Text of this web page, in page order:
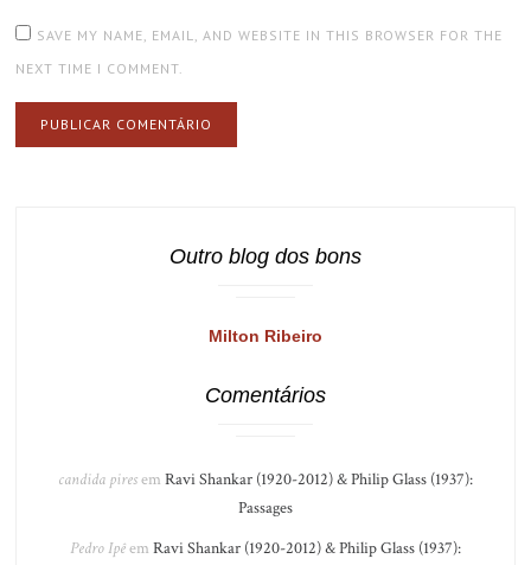
SAVE MY NAME, EMAIL, AND WEBSITE IN THIS BROWSER FOR THE
NEXT TIME I COMMENT.
Outro blog dos bons
Milton Ribeiro
Comentários
candida piresem Ravi Shankar (1920-2012) & Philip Glass (1937):
Passages
Pedro Ipêem Ravi Shankar (1920-2012) & Philip Glass (1937):